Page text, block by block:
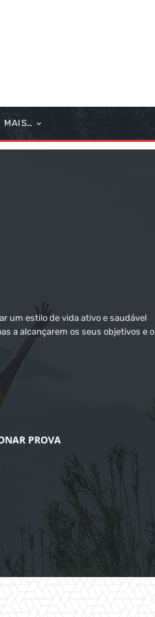
MAIS…
um estilo de vida ativo e saudável
a alcançarem os seus objetivos e o
PROVA